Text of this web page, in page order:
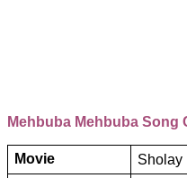
Mehbuba Mehbuba Song
Movie
Sholay